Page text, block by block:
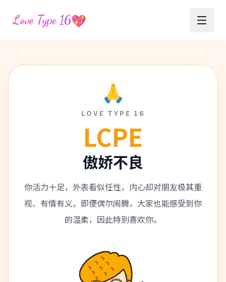
Love Type 16💖
🙏
LOVE TYPE 16
LCPE
傲娇不良
你活力十足，外表看似任性，内心却对朋友极其重
视、有情有义。即便偶尔闹腾，大家也能感受到你
的温柔，因此特别喜欢你。